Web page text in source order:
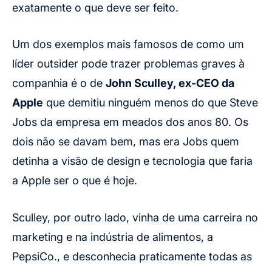
exatamente o que deve ser feito.
Um dos exemplos mais famosos de como um
líder outsider pode trazer problemas graves à
companhia é o de John Sculley, ex-CEO da
Apple que demitiu ninguém menos do que Steve
Jobs da empresa em meados dos anos 80. Os
dois não se davam bem, mas era Jobs quem
detinha a visão de design e tecnologia que faria
a Apple ser o que é hoje.
Sculley, por outro lado, vinha de uma carreira no
marketing e na indústria de alimentos, a
PepsiCo., e desconhecia praticamente todas as